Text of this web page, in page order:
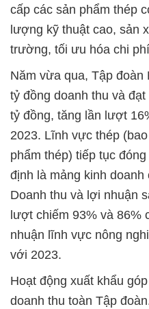
cấp các sản phẩm thép
lượng kỹ thuật cao, sản
trường, tối ưu hóa chi
Năm vừa qua, Tập
tỷ đồng doanh thu và
tỷ đồng, tăng lần lượt
2023. Lĩnh vực thép
phẩm thép) tiếp tục
định là mảng kinh doanh
Doanh thu và lợi nhuận
lượt chiếm 93% và 86%
nhuận lĩnh vực nông
với 2023.
Hoạt động xuất khẩu
doanh thu toàn Tập